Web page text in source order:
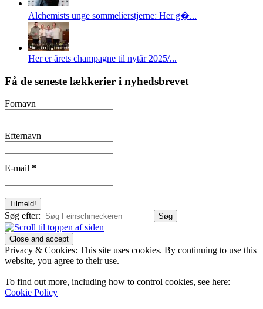
Alchemists unge sommelierstjerne: Her g�...
Her er årets champagne til nytår 2025/...
Få de seneste lækkerier i nyhedsbrevet
Fornavn
Efternavn
E-mail *
Søg efter:
Privacy & Cookies: This site uses cookies. By continuing to use this
website, you agree to their use.
To find out more, including how to control cookies, see here:
Cookie Policy